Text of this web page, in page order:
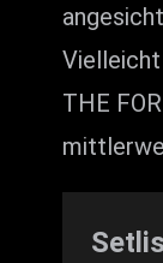
Vielleicht
THE